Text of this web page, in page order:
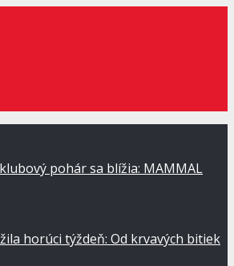
pohár sa blížia: MAMMAL
horúci týždeň: Od krvavých bitiek